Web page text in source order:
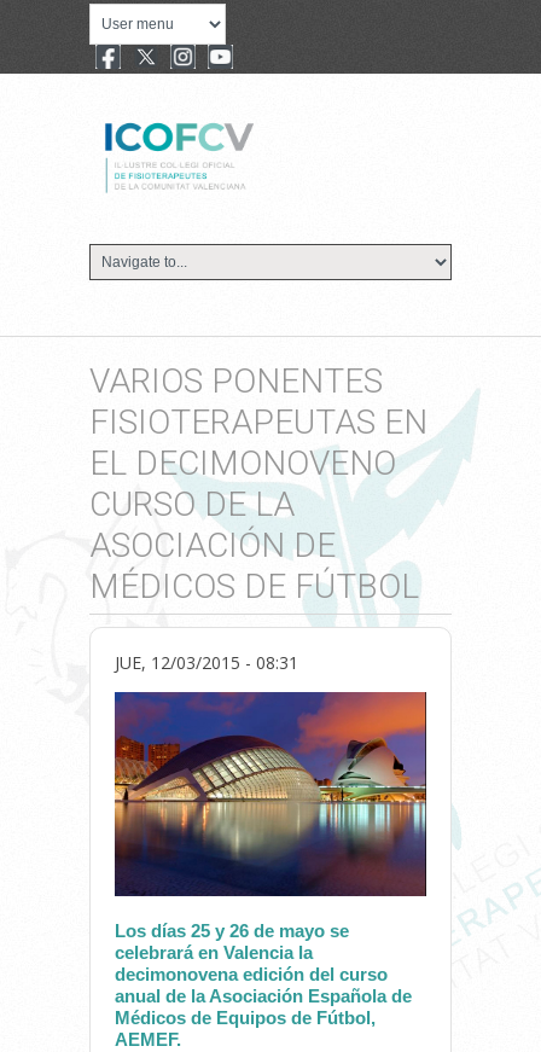
VARIOS PONENTES
FISIOTERAPEUTAS EN
EL DECIMONOVENO
CURSO DE LA
ASOCIACIÓN DE
MÉDICOS DE FÚTBOL
JUE, 12/03/2015 - 08:31
Los días 25 y 26 de mayo se
celebrará en Valencia la
decimonovena edición del curso
anual de la Asociación Española de
Médicos de Equipos de Fútbol,
AEMEF.